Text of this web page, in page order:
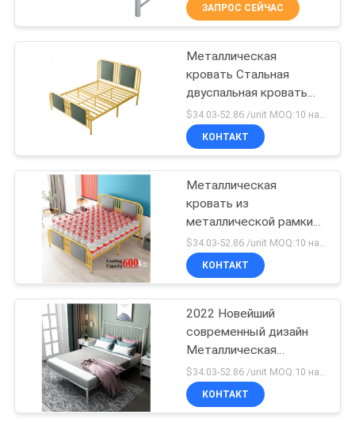
СВЯЖИТЕСЬ
НОВОСТИ
СПРОСИТЕ
ЦИТАТУ
КАРТА
САЙТА
PRIVACY
POLICY
Безопасная
коробка
Металлический
мобильный
постамент
30
28
ЗАПРОС СЕЙЧАС
Металлическая
кровать Стальная
двуспальная кровать
Королевский размер
Королевский размер
Современный дизайн
КОНТАКТ
Металлическая
кровать из
металлической рамки
Мебель для одной
спальни
$34.03-52.86 /unit MOQ:10 наборов
КОНТАКТ
2022 Новейший
современный дизайн
Металлическая
кровать
$34.03-52.86 /unit MOQ:10 наборов
КОНТАКТ